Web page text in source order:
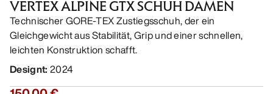
VERTEX ALPINE GTX SCHUH DAMEN
Technischer GORE-TEX Zustiegsschuh, der ein
Gleichgewicht aus Stabilität, Grip und einer schnellen,
leichten Konstruktion schafft.
Designt: 2024